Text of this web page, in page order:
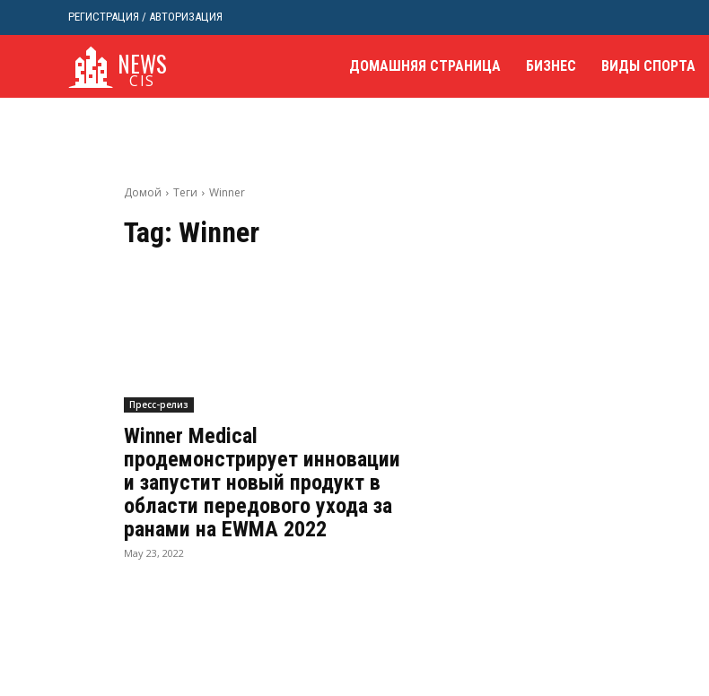
РЕГИСТРАЦИЯ / АВТОРИЗАЦИЯ
NEWS
CIS
ДОМАШНЯЯ СТРАНИЦА БИЗНЕС ВИДЫ СПОРТА
Домой Теги Winner
Tag: Winner
Пресс-релиз
Winner Medical
продемонстрирует инновации
и запустит новый продукт в
области передового ухода за
ранами на EWMA 2022
May 23, 2022